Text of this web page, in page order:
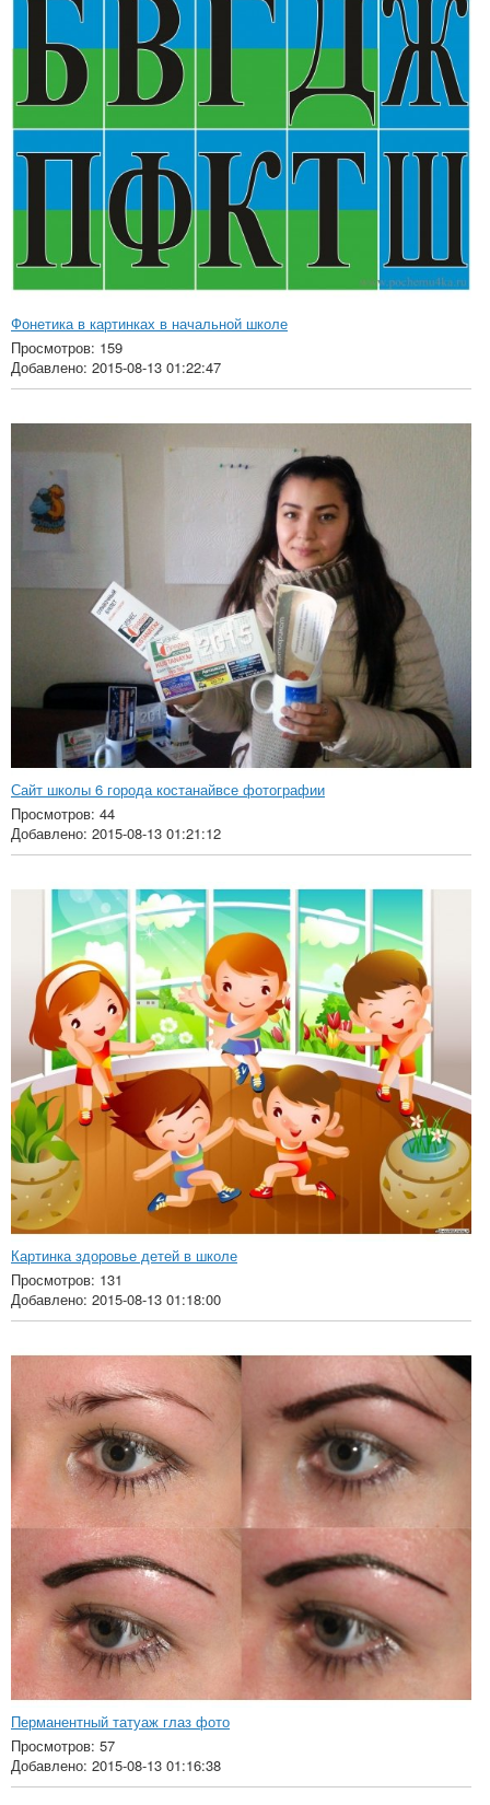
Фонетика в картинках в начальной школе
Просмотров: 159
Добавлено: 2015-08-13 01:22:47
Сайт школы 6 города костанайвсе фотографии
Просмотров: 44
Добавлено: 2015-08-13 01:21:12
Картинка здоровье детей в школе
Просмотров: 131
Добавлено: 2015-08-13 01:18:00
Перманентный татуаж глаз фото
Просмотров: 57
Добавлено: 2015-08-13 01:16:38